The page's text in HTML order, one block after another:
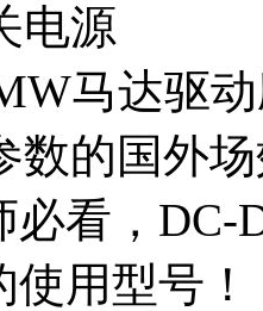
电源
马达驱
数的国外
必看，DC-
用型号！